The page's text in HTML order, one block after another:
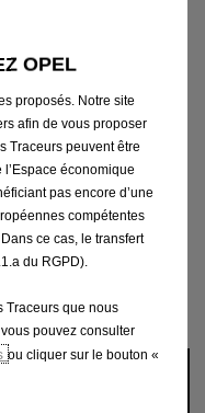
OPELtelles que la
proposés. Notre site
afin de vous proposer
Traceurs peuvent être
économique
pas encore d’une
compétentes
ce cas, le transfert
du RGPD).
Traceurs que nous
pouvez consulter
ou cliquer sur le bouton «